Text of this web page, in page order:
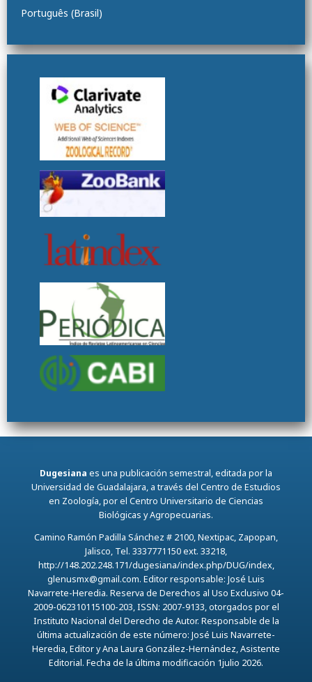
Português (Brasil)
Dugesiana es una publicación semestral, editada por la
Universidad de Guadalajara, a través del Centro de Estudios
en Zoología, por el Centro Universitario de Ciencias
Biológicas y Agropecuarias.
Camino Ramón Padilla Sánchez # 2100, Nextipac, Zapopan,
Jalisco, Tel. 3337771150 ext. 33218,
http://148.202.248.171/dugesiana/index.php/DUG/index,
glenusmx@gmail.com. Editor responsable: José Luis
Navarrete-Heredia. Reserva de Derechos al Uso Exclusivo 04-
2009-062310115100-203, ISSN: 2007-9133, otorgados por el
Instituto Nacional del Derecho de Autor. Responsable de la
última actualización de este número: José Luis Navarrete-
Heredia, Editor y Ana Laura González-Hernández, Asistente
Editorial. Fecha de la última modificación 1julio 2026.